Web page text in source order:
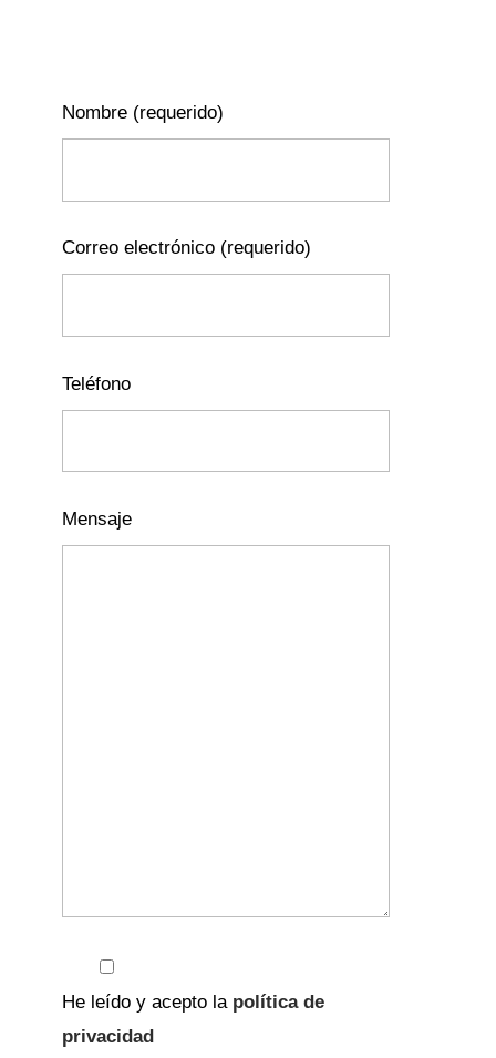
Nombre (requerido)
Correo electrónico (requerido)
Teléfono
Mensaje
He leído y acepto la política de
privacidad